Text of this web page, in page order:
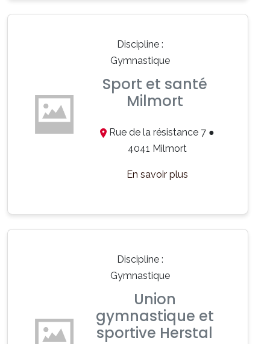
Discipline :
Gymnastique
Sport et santé
Milmort
Rue de la résistance 7 ●
4041 Milmort
En savoir plus
Discipline :
Gymnastique
Union
gymnastique et
sportive Herstal